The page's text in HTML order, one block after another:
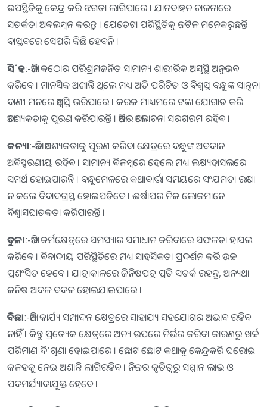
ଉପସ୍ଥିତିକୁ କେନ୍ଦ୍ର କରି ଝଗଡା ଲାଗିପାରେ । ଯାନବାହନ ଚାଳନାରେ
ସତର୍କତା ଅବଲମ୍ବନ କରନ୍ତୁ । ଯେତେଟା ପରିସ୍ଥିତିକୁ ଜଟିଳ ମନେକରୁଛନ୍ତି
ବାସ୍ତବରେ ସେପରି କିଛି ହେବନି ।
ସି˚ହ:-ଆଜି କଠୋର ପରିଶ୍ରମଜନିତ ସାମାନ୍ୟ ଶାରୀରିକ ଅସୁସ୍ଥି ଅନୁଭବ
କରିବେ । ମାନସିକ ଅଶାନ୍ତି ଥିଲେ ମଧ୍ୟ ଅତି ପରିଚିତ ଓ ବିଶ୍ୱସ୍ତ ବନ୍ଧୁଙ୍କ ସାନ୍ତ୍ବନା
ବାଣୀ ମନରେ ଆଶ୍ୱସ୍ତି ଭରିପାରେ । କରଜ ମାଧ୍ୟମରେ ଟଙ୍କା ଯୋଗାଡ କରି
ଆବଶ୍ୟକତାକୁ ପୂରଣ କରିପାରନ୍ତି । ଆଜିର ଆଲୋଚନା ସରଗରମ ରହିବ ।
କନ୍ୟା:-ଆଜି ଆବଶ୍ୟକତାକୁ ପୂରଣ କରିବା କ୍ଷେତ୍ରରେ ବନ୍ଧୁଙ୍କ ଅବଦାନ
ଅବିସ୍ମରଣୀୟ ରହିବ । ସାମାନ୍ୟ ବିଳମ୍ବରେ ହେଲେ ମଧ୍ୟ ଲକ୍ଷ୍ୟହାସଲରେ
ସମର୍ଥ ହୋଇପାରନ୍ତି । ବନ୍ଧୁମେଳରେ କଥାବାର୍ତ୍ତା ସମୟରେ ସଂଯମତା ରକ୍ଷା
ନ କଲେ ବିବାଦଗ୍ରସ୍ତ ହୋଇପଡିବେ । ଈର୍ଷାପର ନିଜ ଲୋକମାନେ
ବିଶ୍ୱାସଘାତକତା କରିପାରନ୍ତି ।
ତୁଳା:-ଆଜି କର୍ମକ୍ଷେତ୍ରରେ ସମସ୍ୟାର ସମାଧାନ କରିବାରେ ସଫଳତା ହାସଲ
କରିବେ । ବିବାଦୀୟ ପରିସ୍ଥିତିରେ ମଧ୍ୟ ସାହସିକତା ପ୍ରଦର୍ଶନ କରି ଉଚ୍ଚ
ପ୍ରଶଂସିତ ହେବେ । ଯାତ୍ରାକାଳରେ ଜିନିଷପତ୍ର ପ୍ରତି ସତର୍କ ରହନ୍ତୁ, ଅନ୍ୟଥା
ଜନିଷ ଅଦଳ ବଦଳ ହୋଇଯାଇପାରେ ।
ବିଛା:-ଆଜି କାର୍ଯ୍ୟ ସମ୍ପାଦନ କ୍ଷେତ୍ରରେ ସାହାଯ୍ୟ ସହଯୋଗର ଅଭାବ ରହିବ
ନାହିଁ । କିନ୍ତୁ ପ୍ରତ୍ୟେକ କ୍ଷେତ୍ରରେ ଅନ୍ୟ ଉପରେ ନିର୍ଭର କରିବା କାରଣରୁ ଖର୍ଚ୍ଚ
ପରିମାଣ ଦି’ଗୁଣା ହୋଇପାରେ । ଛୋଟ ଛୋଟ କଥାକୁ କେନ୍ଦ୍ରକରି ଘରୋଇ
କଳହକୁ ନେଇ ଅଶାନ୍ତି ଲାଗିରହିବ । ନିଜର କୃତିତ୍ୱରୁ ସମ୍ମାନ ଲାଭ ଓ
ପଦମର୍ଯ୍ୟାଦାଯୁକ୍ତ ହେବେ ।